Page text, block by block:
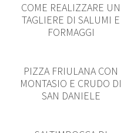
COME REALIZZARE UN
TAGLIERE DI SALUMI E
FORMAGGI
PIZZA FRIULANA CON
MONTASIO E CRUDO DI
SAN DANIELE